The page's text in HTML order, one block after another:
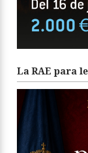
La RAE para